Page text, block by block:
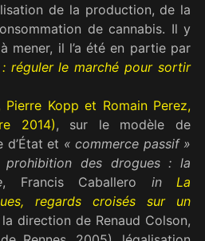
de la production, de la
de cannabis. Il y
mener, il l’a été en partie par
: réguler le marché pour sortir
Pierre Kopp et Romain Perez,
2014), sur le modèle de
d’État et « commerce passif »
des drogues: la
, Francis Caballero in
La
regards croisés sur un
direction de Renaud Colson,